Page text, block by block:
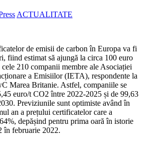
ACTUALITATE
de emisii de carbon în Europa va fi
fiind estimat să ajungă la circa 100 euro
210 companii membre ale Asociației
a Emisiilor (IETA), respondente la
Marea Britanie. Astfel, companiile se
euro/t CO2 între 2022-2025 și de 99,63
Previziunile sunt optimiste având în
an a prețului certificatelor care a
depășind pentru prima oară în istorie
în februarie 2022.